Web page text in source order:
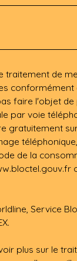
traitement de
conformément
faire l'objet
par voie
gratuitement
de la
Service
plus sur le